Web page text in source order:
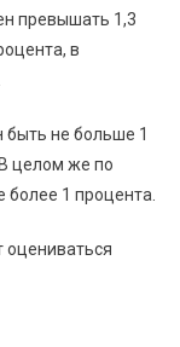
превышать 1,3
в
быть не больше 1
целом же по
более 1 процента.
оцениваться